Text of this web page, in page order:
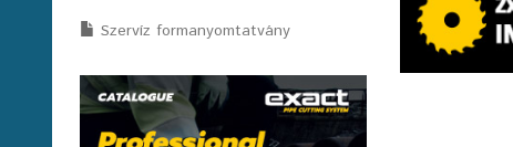
Szervíz formanyomtatvány